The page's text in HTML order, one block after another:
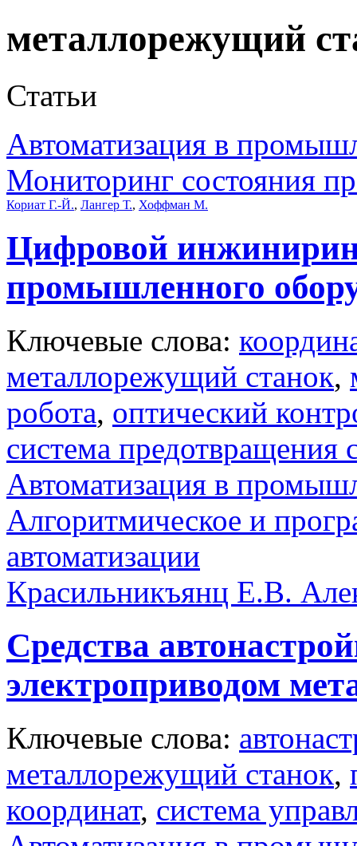
металлорежущий
Статьи
Автоматизация в
Мониторинг состояния
Кориат Г.-Й., Лангер Т., Хоффман М.
Цифровой
промышленного
Ключевые слова:
металлорежущий станок,
робота, оптический
система предотвращения
Автоматизация в
Алгоритмическое и
автоматизации
Красильникъянц Е.В.
Средства
электроприводом
Ключевые слова:
металлорежущий станок,
координат, система